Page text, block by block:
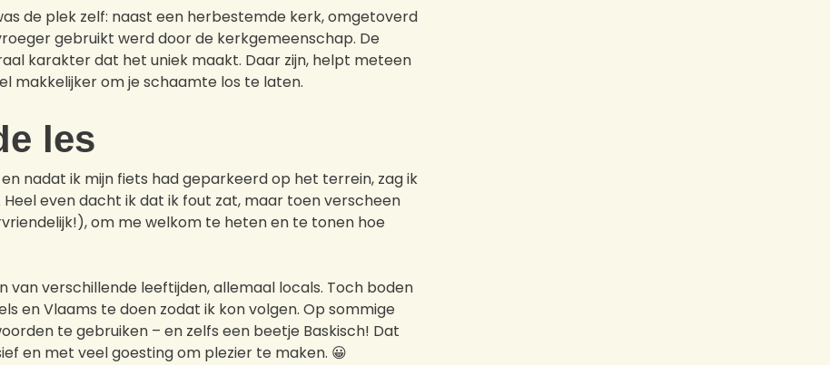
de plek zelf: naast een herbestemde kerk, omgetoverd
gebruikt werd door de kerkgemeenschap. De
karakter dat het uniek maakt. Daar zijn, helpt meteen
makkelijker om je schaamte los te laten.
les
nadat ik mijn fiets had geparkeerd op het terrein, zag ik
even dacht ik dat ik fout zat, maar toen verscheen
om me welkom te heten en te tonen hoe
van verschillende leeftijden, allemaal locals. Toch boden
en Vlaams te doen zodat ik kon volgen. Op sommige
te gebruiken – en zelfs een beetje Baskisch! Dat
en met veel goesting om plezier te maken. 😀